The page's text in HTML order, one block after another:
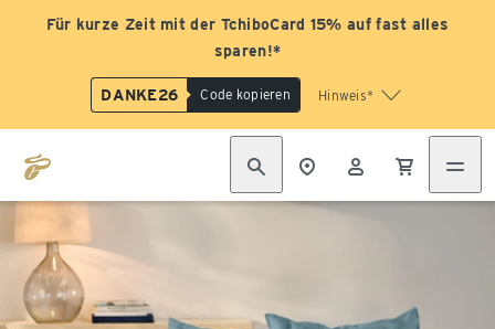
Für kurze Zeit mit der TchiboCard 15% auf fast alles
sparen!*
DANKE26 Code kopieren Hinweis*